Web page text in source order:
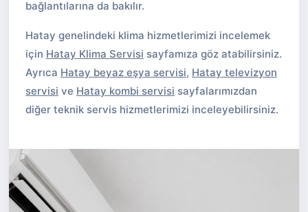
bağlantılarına da bakılır.
Hatay genelindeki klima hizmetlerimizi incelemek
için Hatay Klima Servisi sayfamıza göz atabilirsiniz.
Ayrıca Hatay beyaz eşya servisi, Hatay televizyon
servisi ve Hatay kombi servisi sayfalarımızdan
diğer teknik servis hizmetlerimizi inceleyebilirsiniz.